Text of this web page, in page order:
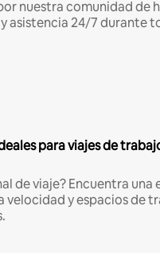
nuestra comunidad de
asistencia 24/7 durante
para viajes de
de viaje? Encuentra una
velocidad y espacios de